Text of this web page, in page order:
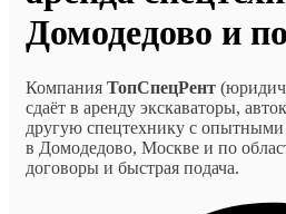
Домодедово и
Компания ТопСпецРент
сдаёт в аренду экскаваторы,
другую спецтехнику с опытными
в Домодедово, Москве и по
договоры и быстрая подача.